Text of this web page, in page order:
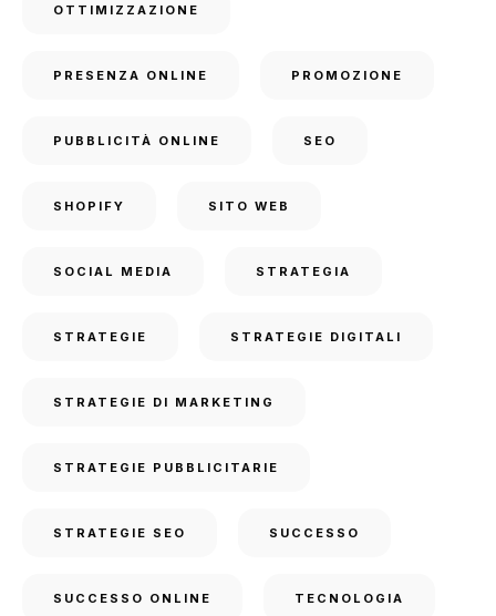
OTTIMIZZAZIONE
PRESENZA ONLINE PROMOZIONE
PUBBLICITÀ ONLINE SEO
SHOPIFY SITO WEB
SOCIAL MEDIA STRATEGIA
STRATEGIE STRATEGIE DIGITALI
STRATEGIE DI MARKETING
STRATEGIE PUBBLICITARIE
STRATEGIE SEO SUCCESSO
SUCCESSO ONLINE TECNOLOGIA